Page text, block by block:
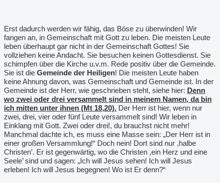
Erst dadurch werden wir fähig, das Böse zu überwinden! Wir
fangen an, in Gemeinschaft mit Gott zu leben. Die meisten Leute
leben überhaupt gar nicht in der Gemeinschaft Gottes! Sie
vollziehen keine Andacht. Sie besuchen keinen Gottesdienst. Sie
schimpfen über die Kirche u.v.m. Rede positiv über die Gemeinde.
Sie ist die Gemeinde der Heiligen! Die meisten Leute haben
keine Ahnung davon, was Gemeinschaft und Gemeinde ist. In der
Gemeinde ist der Herr, wie geschrieben steht, siehe hier: Denn
wo zwei oder drei versammelt sind in meinem Namen, da bin
ich mitten unter ihnen (Mt 18,20). Der Herr ist hier, wenn nur
zwei, drei, vier oder fünf Leute versammelt sind! Wir leben in
Einklang mit Gott. Zwei oder drei!, du brauchst nicht mehr!
Manchmal dachte ich, es muss eine Masse sein: „Der Herr ist in
einer großen Versammlung!“ Doch nein! Dort sind nur ,halbe
Christen’. Er ist gegenwärtig, wo die Christen ,ein Herz und eine
Seele’sind und sagen: „Ich will Jesus sehen! Ich will Jesus
erleben! Ich will Jesus begegnen! Wo ist Er denn?“